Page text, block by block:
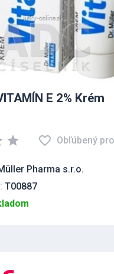
E 2% Krém
star favorite_border Obľúbený
Pharma s.r.o.
T00887